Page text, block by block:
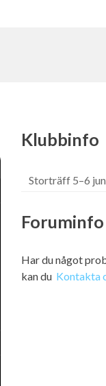
Klubbinfo
Storträff 5–6
Foruminfo
Har du något
kan du Kontakta